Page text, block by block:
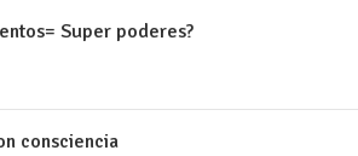
Super poderes?
consciencia